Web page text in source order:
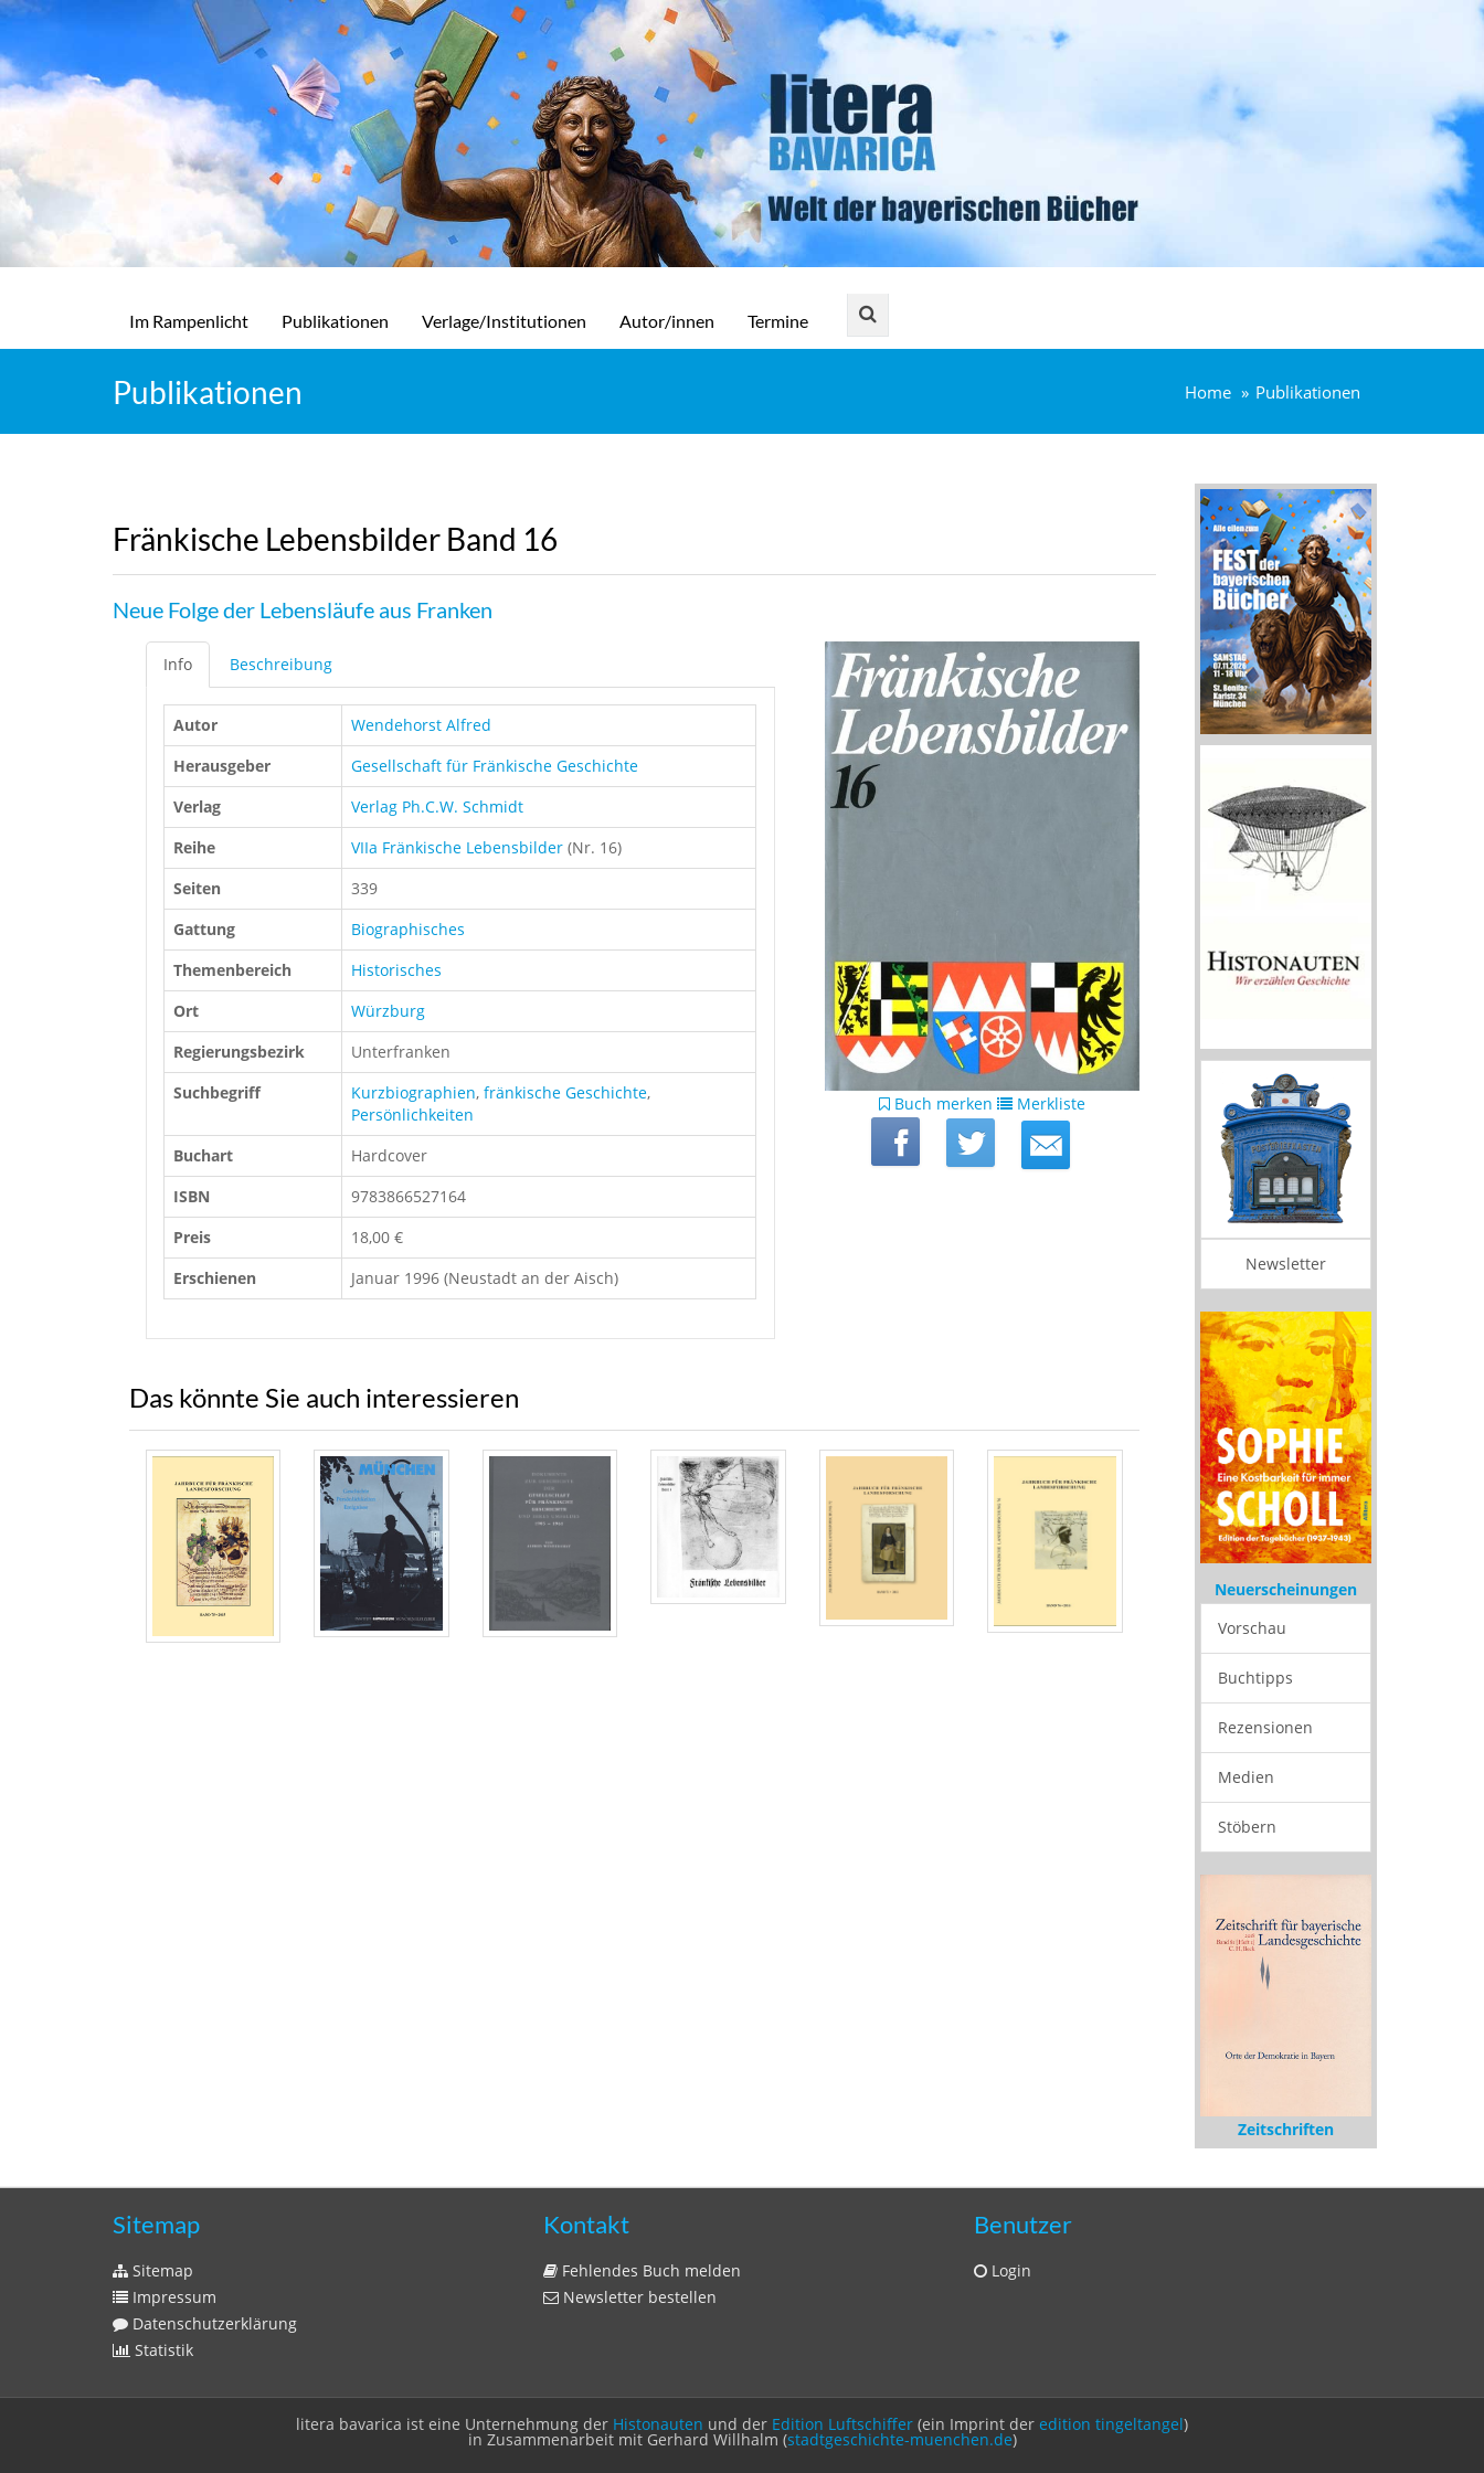
Im Rampenlicht Publikationen Verlage/Institutionen Autor/innen Termine
Publikationen Home Publikationen
Fränkische Lebensbilder Band 16
Neue Folge der Lebensläufe aus Franken
Info Beschreibung
Autor
Wendehorst Alfred
Herausgeber
Gesellschaft für Fränkische Geschichte
Verlag
Verlag Ph.C.W. Schmidt
Reihe
VIIa Fränkische Lebensbilder (Nr. 16)
Seiten
339
Gattung
Biographisches
Themenbereich
Historisches
Ort
Würzburg
Regierungsbezirk
Unterfranken
Suchbegriff
Kurzbiographien, fränkische Geschichte,
Persönlichkeiten
Buchart
Hardcover
ISBN
9783866527164
Preis
18,00 €
Erschienen
Januar 1996 (Neustadt an der Aisch)
Buch merken Merkliste
Das könnte Sie auch interessieren
Newsletter
Neuerscheinungen
Vorschau
Buchtipps
Rezensionen
Medien
Stöbern
Zeitschriften
Sitemap
Sitemap
Impressum
Datenschutzerklärung
Statistik
Kontakt
Fehlendes Buch melden
Newsletter bestellen
Benutzer
Login
litera bavarica ist eine Unternehmung der Histonauten und der Edition Luftschiffer (ein Imprint der edition tingeltangel)
in Zusammenarbeit mit Gerhard Willhalm (stadtgeschichte-muenchen.de)